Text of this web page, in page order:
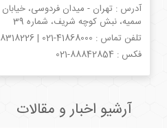
آدرس : تهران - میدان فردوسی، خیابان
سمیه، نبش کوچه شریف، شماره 39
تلفن تماس : 021-41868000
|
فکس : 021-88842854
آرشیو اخبار و مقالات